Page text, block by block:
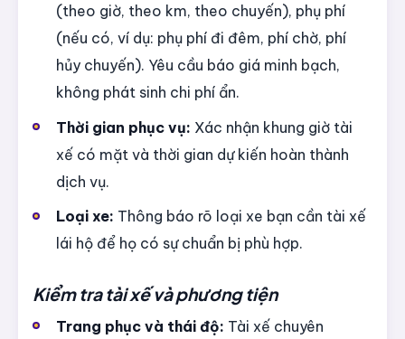
(theo giờ, theo km, theo chuyến), phụ phí
(nếu có, ví dụ: phụ phí đi đêm, phí chờ, phí
hủy chuyến). Yêu cầu báo giá minh bạch,
không phát sinh chi phí ẩn.
Thời gian phục vụ: Xác nhận khung giờ tài
xế có mặt và thời gian dự kiến hoàn thành
dịch vụ.
Loại xe: Thông báo rõ loại xe bạn cần tài xế
lái hộ để họ có sự chuẩn bị phù hợp.
Kiểm tra tài xế và phương tiện
Trang phục và thái độ: Tài xế chuyên